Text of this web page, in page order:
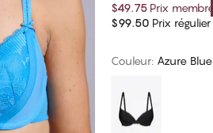
$49.75 Prix membre
$99.50 Prix régulier
Couleur: Azure Blue